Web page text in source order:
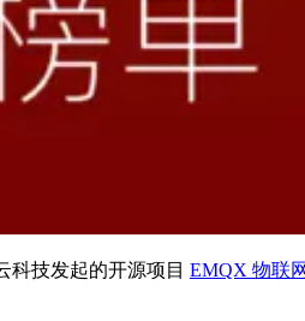
科技发起的开源项目 EMQX 物联